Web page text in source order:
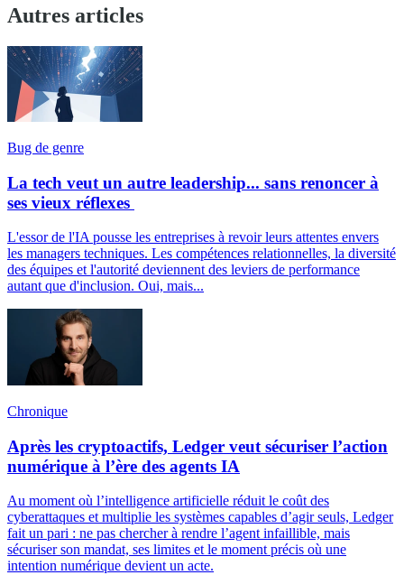
Autres articles
Bug de genre
La tech veut un autre leadership... sans renoncer à
ses vieux réflexes
L'essor de l'IA pousse les entreprises à revoir leurs attentes envers
les managers techniques. Les compétences relationnelles, la diversité
des équipes et l'autorité deviennent des leviers de performance
autant que d'inclusion. Oui, mais...
Chronique
Après les cryptoactifs, Ledger veut sécuriser l’action
numérique à l’ère des agents IA
Au moment où l’intelligence artificielle réduit le coût des
cyberattaques et multiplie les systèmes capables d’agir seuls, Ledger
fait un pari : ne pas chercher à rendre l’agent infaillible, mais
sécuriser son mandat, ses limites et le moment précis où une
intention numérique devient un acte.